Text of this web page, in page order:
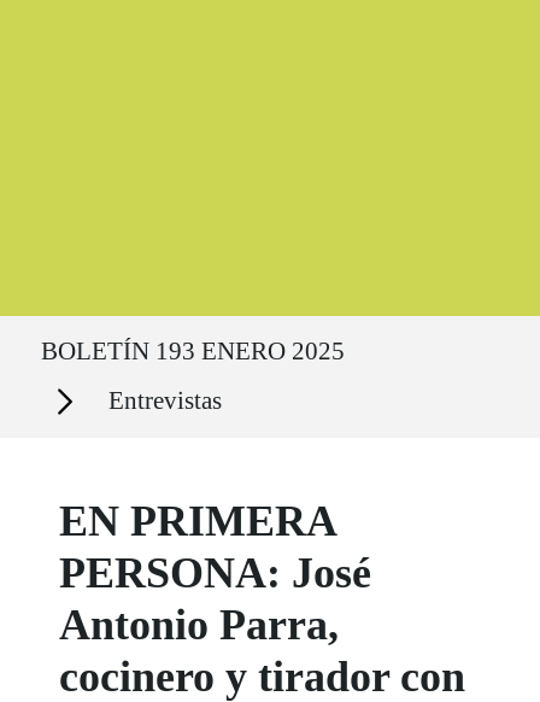
BOLETÍN 193 ENERO 2025
Secciones Entrevistas
EN PRIMERA
PERSONA: José
Antonio Parra,
cocinero y tirador con